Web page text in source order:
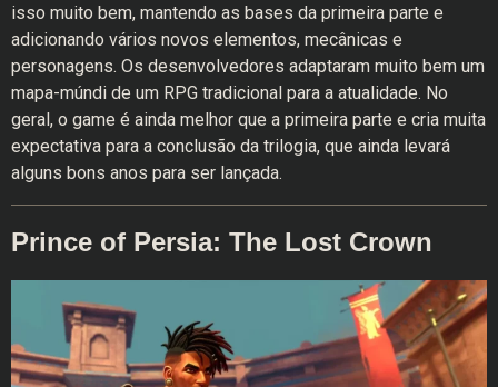
isso muito bem, mantendo as bases da primeira parte e
adicionando vários novos elementos, mecânicas e
personagens. Os desenvolvedores adaptaram muito bem um
mapa-múndi de um RPG tradicional para a atualidade. No
geral, o game é ainda melhor que a primeira parte e cria muita
expectativa para a conclusão da trilogia, que ainda levará
alguns bons anos para ser lançada.
Prince of Persia: The Lost Crown